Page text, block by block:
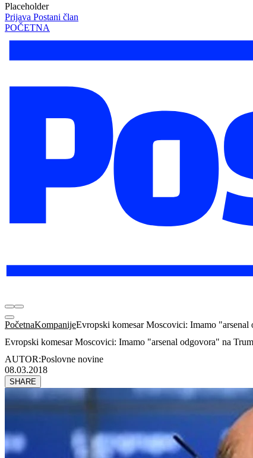
Placeholder
Prijava Postani član
POČETNA
PočetnaKompanijeEvropski komesar Moscovici: Imamo "arsenal
Evropski komesar Moscovici: Imamo "arsenal odgovora" na
AUTOR:Poslovne novine
08.03.2018
SHARE